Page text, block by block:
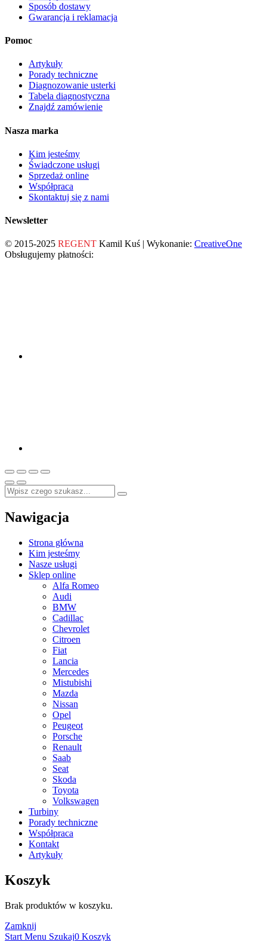
Sposób dostawy
Gwarancja i reklamacja
Pomoc
Artykuły
Porady techniczne
Diagnozowanie usterki
Tabela diagnostyczna
Znajdź zamówienie
Nasza marka
Kim jesteśmy
Świadczone usługi
Sprzedaż online
Współpraca
Skontaktuj się z nami
Newsletter
© 2015-2025 REGENT Kamil Kuś | Wykonanie: CreativeOne
Obsługujemy płatności:
Nawigacja
Strona główna
Kim jesteśmy
Nasze usługi
Sklep online
Alfa Romeo
Audi
BMW
Cadillac
Chevrolet
Citroen
Fiat
Lancia
Mercedes
Mistubishi
Mazda
Nissan
Opel
Peugeot
Porsche
Renault
Saab
Seat
Skoda
Toyota
Volkswagen
Turbiny
Porady techniczne
Współpraca
Kontakt
Artykuły
Koszyk
Brak produktów w koszyku.
Zamknij
Start Menu Szukaj0 Koszyk